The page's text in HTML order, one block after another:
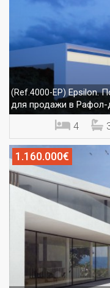
(Ref.4000-EP) Epsilon.
для продажи в Рафол-
4
1.160.000€